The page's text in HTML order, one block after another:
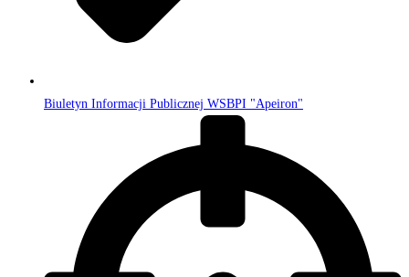
Biuletyn Informacji Publicznej WSBPI "Apeiron"